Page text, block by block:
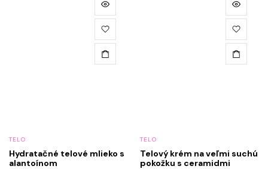
TELO
Hydratačné telové mlieko s
alantoínom
TELO
Telový krém na veľmi suchú
pokožku s ceramidmi